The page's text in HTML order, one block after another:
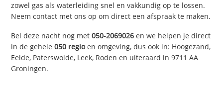
zowel gas als waterleiding snel en vakkundig op te lossen.
Neem contact met ons op om direct een afspraak te maken.
Bel deze nacht nog met050-2069026 en we helpen je direct
in de gehele050 regioen omgeving, dus ook in: Hoogezand,
Eelde, Paterswolde, Leek, Roden en uiteraard in 9711 AA
Groningen.